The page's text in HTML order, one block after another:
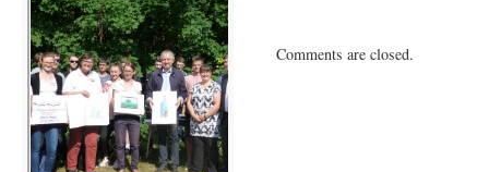
Comments are closed.